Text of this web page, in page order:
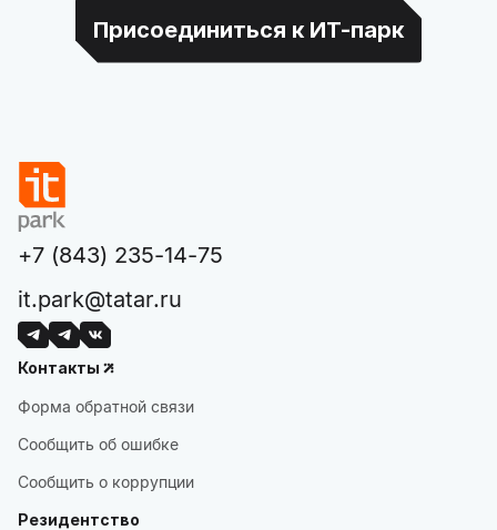
Присоединиться к ИТ-парк
+7 (843) 235-14-75
it.park@tatar.ru
Контакты
Форма обратной связи
Сообщить об ошибке
Сообщить о коррупции
Резидентство